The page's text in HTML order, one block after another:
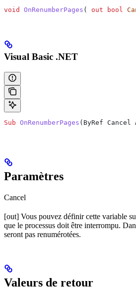
void OnRenumberPages ( out bool
Visual Basic .NET
Sub OnRenumberPages ( ByRef Cancel
Paramètres
Cancel
[out] Vous pouvez définir cette variable
que le processus doit être interrompu.
seront pas renumérotées.
Valeurs de retour